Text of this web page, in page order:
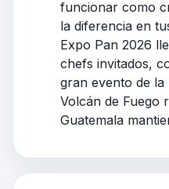
funcionar como
la diferencia en
Expo Pan 2026
chefs invitados,
gran evento de la
Volcán de Fuego
Guatemala